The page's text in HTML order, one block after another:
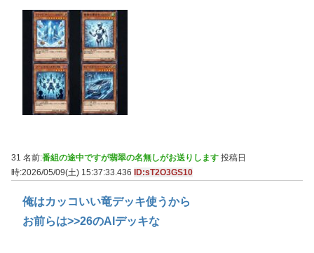
31 名前:番組の途中ですが翡翠の名無しがお送りします 投稿日
時:2026/05/09(土) 15:37:33.436 ID:sT2O3GS10
俺はカッコいい竜デッキ使うから
お前らは>>26のAIデッキな